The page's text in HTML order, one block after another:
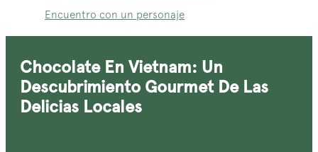
Encuentro con un personaje
Chocolate En Vietnam: Un
Descubrimiento Gourmet De Las
Delicias Locales